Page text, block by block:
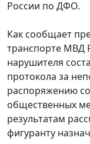
России по ДФО.
Как сообщает
транспорте МВД
нарушителя
протокола за
распоряжению
общественных
результатам
фигуранту